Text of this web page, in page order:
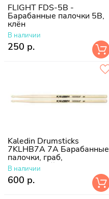
FLIGHT FDS-5B -
Барабанные палочки 5B,
клён
В наличии
250 р.
Kaledin Drumsticks
7KLHB7A 7A Барабанные
палочки, граб,
деревянный наконечник
В наличии
600 р.